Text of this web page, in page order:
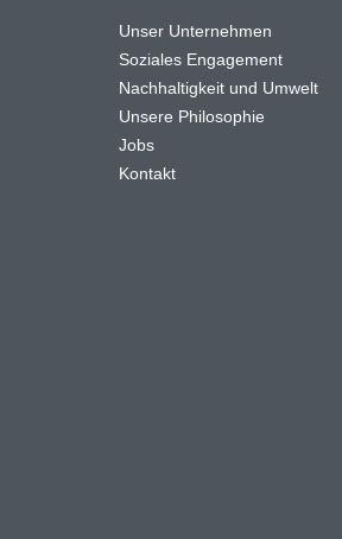
Unser Unternehmen
Soziales Engagement
Nachhaltigkeit und Umwelt
Unsere Philosophie
Jobs
Kontakt